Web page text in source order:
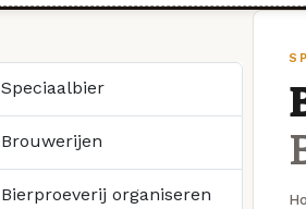
Speciaalbier
Brouwerijen
Bierproeverij organiseren